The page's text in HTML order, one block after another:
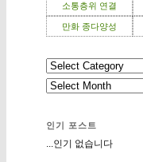
소통층위 연결
만화 종다양성
인기 포스트
...인기 없습니다